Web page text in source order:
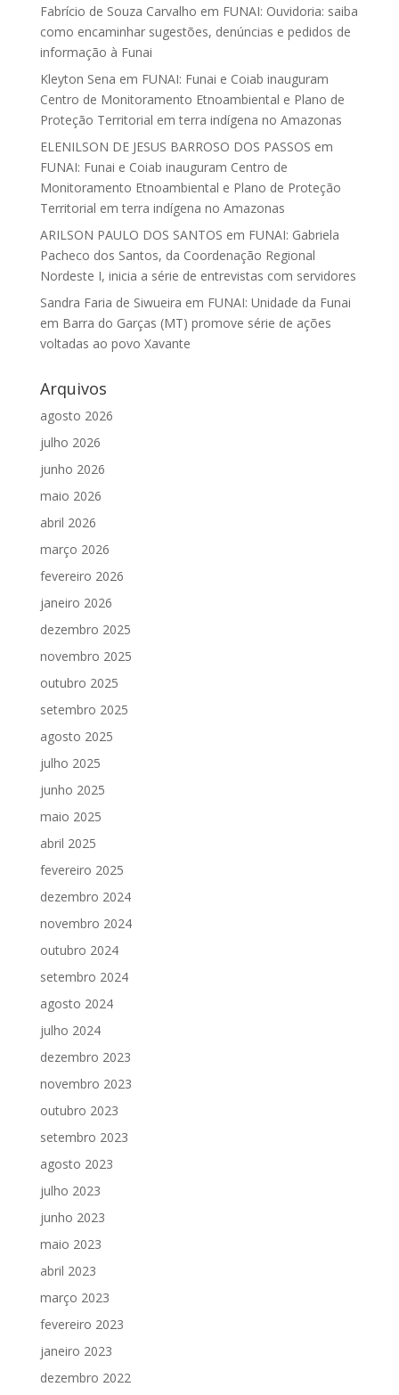
Fabrício de Souza Carvalho em FUNAI: Ouvidoria: saiba
como encaminhar sugestões, denúncias e pedidos de
informação à Funai
Kleyton Sena em FUNAI: Funai e Coiab inauguram
Centro de Monitoramento Etnoambiental e Plano de
Proteção Territorial em terra indígena no Amazonas
ELENILSON DE JESUS BARROSO DOS PASSOS em
FUNAI: Funai e Coiab inauguram Centro de
Monitoramento Etnoambiental e Plano de Proteção
Territorial em terra indígena no Amazonas
ARILSON PAULO DOS SANTOS em FUNAI: Gabriela
Pacheco dos Santos, da Coordenação Regional
Nordeste I, inicia a série de entrevistas com servidores
Sandra Faria de Siwueira em FUNAI: Unidade da Funai
em Barra do Garças (MT) promove série de ações
voltadas ao povo Xavante
Arquivos
agosto 2026
julho 2026
junho 2026
maio 2026
abril 2026
março 2026
fevereiro 2026
janeiro 2026
dezembro 2025
novembro 2025
outubro 2025
setembro 2025
agosto 2025
julho 2025
junho 2025
maio 2025
abril 2025
fevereiro 2025
dezembro 2024
novembro 2024
outubro 2024
setembro 2024
agosto 2024
julho 2024
dezembro 2023
novembro 2023
outubro 2023
setembro 2023
agosto 2023
julho 2023
junho 2023
maio 2023
abril 2023
março 2023
fevereiro 2023
janeiro 2023
dezembro 2022